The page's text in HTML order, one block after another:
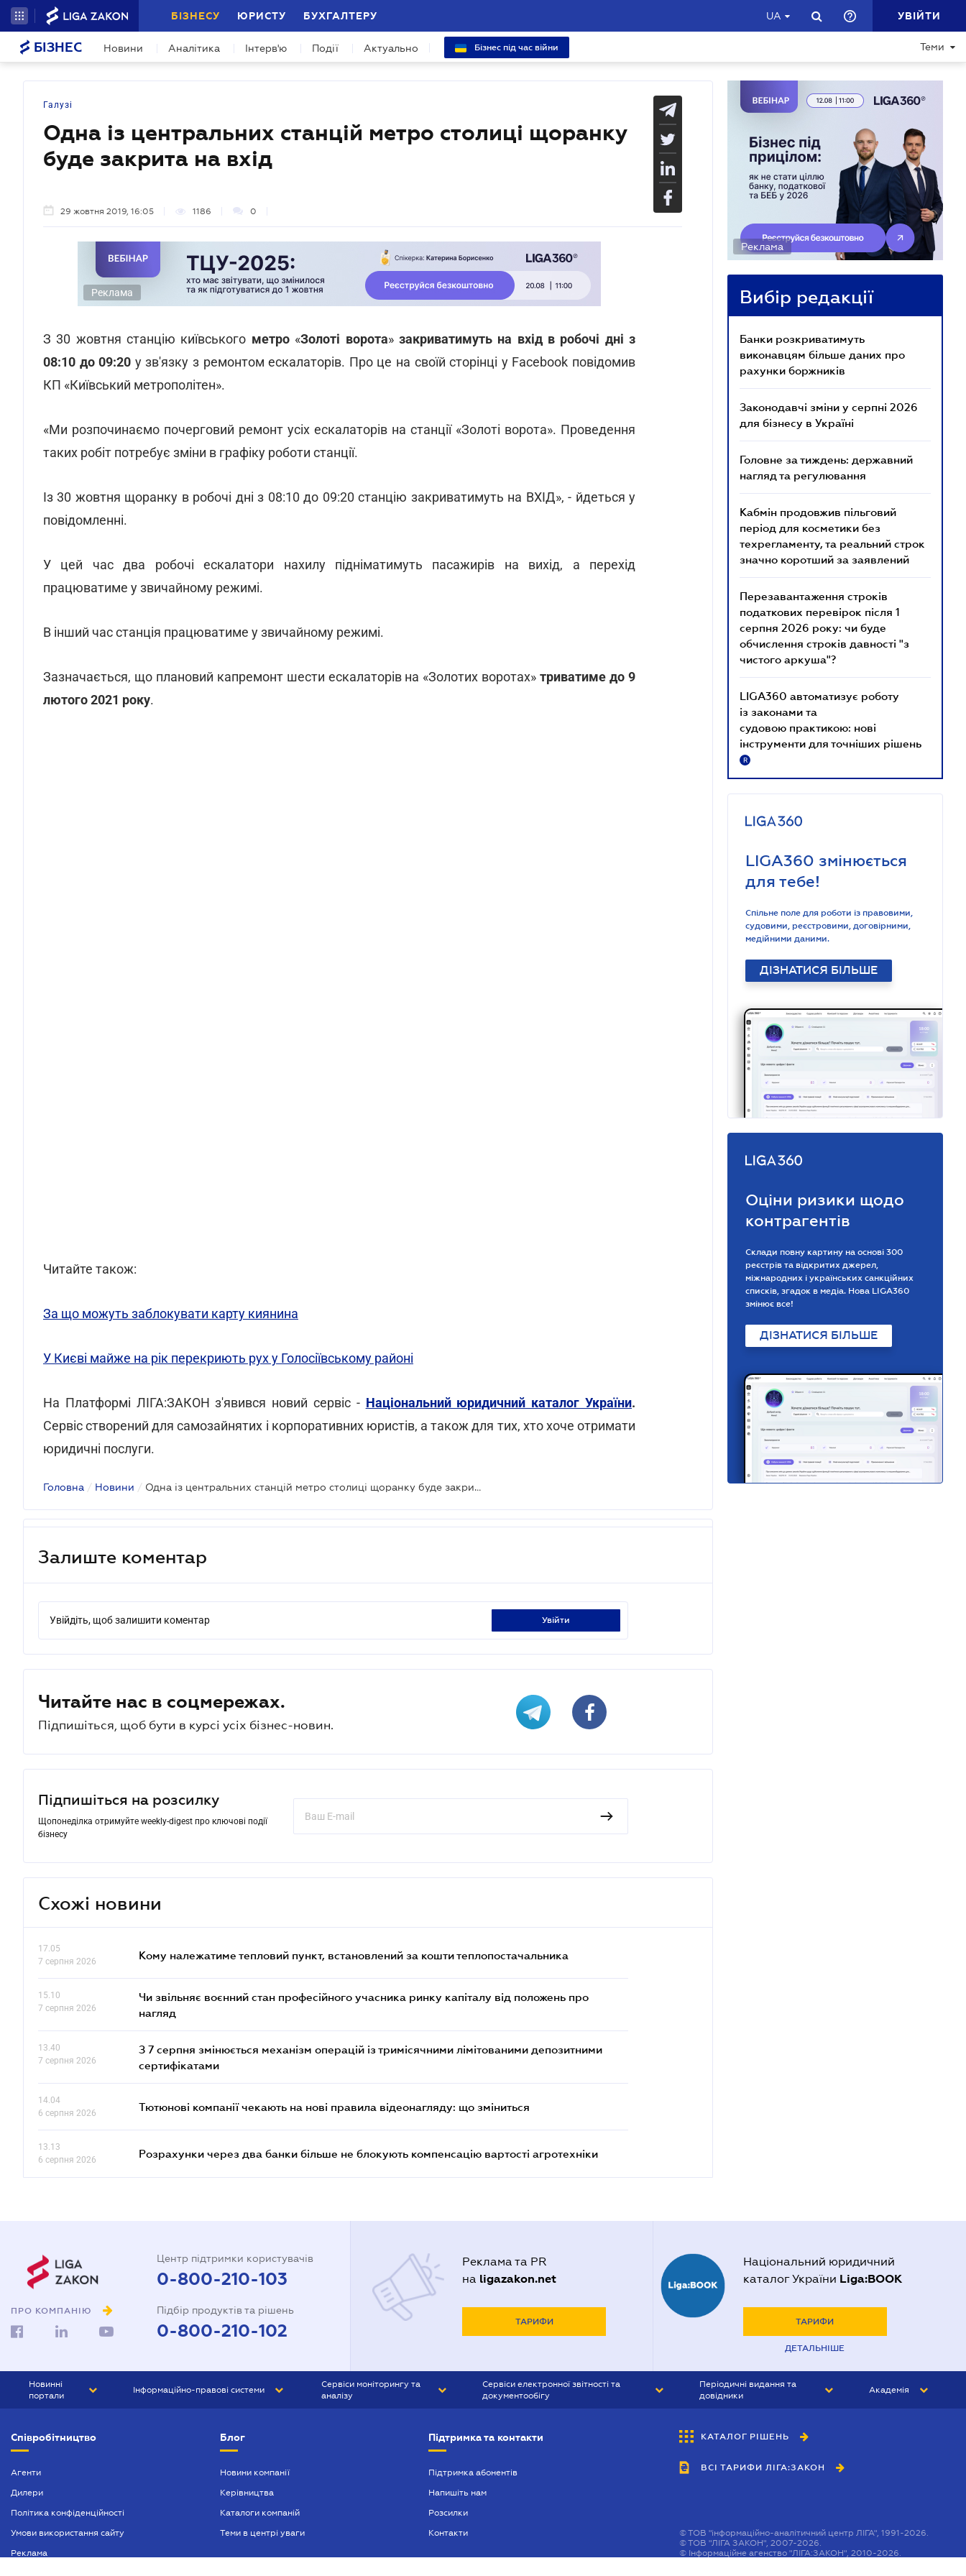
БІЗНЕСУ ЮРИСТУ БУХГАЛТЕРУ UA УВІЙТИ
БІЗНЕС Новини Аналітика Інтерв'ю Події Актуально Бізнес під час війни Теми
Галузі
Одна із центральних станцій метро столиці щоранку
буде закрита на вхід
29 жовтня 2019, 16:05 1186 0
Реклама
З 30 жовтня станцію київського метро «Золоті ворота»закриватимуть на вхід в робочі дні з
08:10 до 09:20 у зв'язку з ремонтом ескалаторів. Про це на своїй сторінці у Facebook повідомив
КП «Київський метрополітен».
«Ми розпочинаємо почерговий ремонт усіх ескалаторів на станції «Золоті ворота». Проведення
таких робіт потребує зміни в графіку роботи станції.
Із 30 жовтня щоранку в робочі дні з 08:10 до 09:20 станцію закриватимуть на ВХІД», - йдеться у
повідомленні.
У цей час два робочі ескалатори нахилу підніматимуть пасажирів на вихід, а перехід
працюватиме у звичайному режимі.
В інший час станція працюватиме у звичайному режимі.
Зазначається, що плановий капремонт шести ескалаторів на «Золотих воротах»триватиме до 9
лютого 2021 року.
Читайте також:
За що можуть заблокувати карту киянина
У Києві майже на рік перекриють рух у Голосіївському районі
На Платформі ЛІГА:ЗАКОН з'явився новий сервіс - Національний юридичний каталог України.
Сервіс створений для самозайнятих і корпоративних юристів, а також для тих, хто хоче отримати
юридичні послуги.
Головна / Новини / Одна із центральних станцій метро столиці щоранку буде закрита на вхід
Залиште коментар
Увійдіть, щоб залишити коментар увійти
Читайте нас в соцмережах.
Підпишіться, щоб бути в курсі усіх бізнес-новин.
Підпишіться на розсилку
Щопонеділка отримуйте weekly-digest про ключові події
бізнесу
Схожі новини
17.05
7 серпня 2026
Кому належатиме тепловий пункт, встановлений за кошти теплопостачальника
15.10
7 серпня 2026
Чи звільняє воєнний стан професійного учасника ринку капіталу від положень про
нагляд
13.40
7 серпня 2026
З 7 серпня змінюється механізм операцій із тримісячними лімітованими депозитними
сертифікатами
14.04
6 серпня 2026
Тютюнові компанії чекають на нові правила відеонагляду: що зміниться
13.13
6 серпня 2026
Розрахунки через два банки більше не блокують компенсацію вартості агротехніки
Реклама
Вибір редакції
Банки розкриватимуть
виконавцям більше даних про
рахунки боржників
Законодавчі зміни у серпні 2026
для бізнесу в Україні
Головне за тиждень: державний
нагляд та регулювання
Кабмін продовжив пільговий
період для косметики без
техрегламенту, та реальний строк
значно коротший за заявлений
Перезавантаження строків
податкових перевірок після 1
серпня 2026 року: чи буде
обчислення строків давності "з
чистого аркуша"?
LIGA360 автоматизує роботу
із законами та
судовою практикою: нові
інструменти для точніших рішень
R
LIGA360 змінюється
для тебе!
Спільне поле для роботи із правовими,
судовими, реєстровими, договірними,
медійними даними.
ДІЗНАТИСЯ БІЛЬШЕ
Оціни ризики щодо
контрагентів
Склади повну картину на основі 300
реєстрів та відкритих джерел,
міжнародних і українських санкційних
списків, згадок в медіа. Нова LIGA360
змінює все!
ДІЗНАТИСЯ БІЛЬШЕ
ПРО КОМПАНІЮ
Центр підтримки користувачів
0-800-210-103
Підбір продуктів та рішень
0-800-210-102
Реклама та PR
на ligazakon.net
ТАРИФИ
Національний юридичний
каталог України Liga:BOOK
ТАРИФИ
ДЕТАЛЬНІШЕ
Новинні
портали
БІЗНЕС
Інформаційно-правові системи
БУХГАЛТЕР ПРОФ
Сервіси моніторингу та
аналізу
Сервіси електронної звітності та
документообігу
Періодичні видання та
довідники
БУХГАЛТЕР&ЗАКОН
ВІСНИК МСФЗ
Академія
Співробітництво
Агенти
Дилери
Політика конфіденційності
Умови використання сайту
Реклама
Блог
Новини компанії
Керівництва
Каталоги компаній
Теми в центрі уваги
Підтримка та контакти
Підтримка абонентів
Напишіть нам
Розсилки
Контакти
КАТАЛОГ РІШЕНЬ
ВСІ ТАРИФИ ЛІГА:ЗАКОН
©ТОВ "інформаційно-аналітичний центр ЛІГА", 1991-2026.
©ТОВ "ЛІГА ЗАКОН", 2007-2026.
© Інформаційне агенство "ЛІГА:ЗАКОН", 2010-2026.